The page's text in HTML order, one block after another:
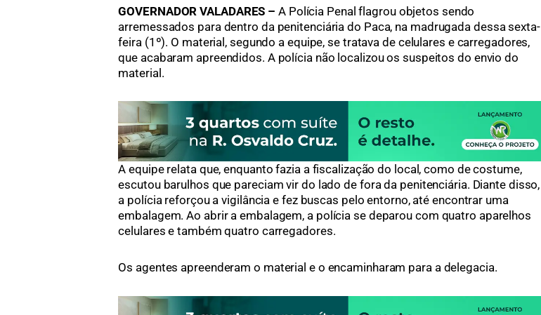
GOVERNADOR VALADARES –A Polícia Penal flagrou objetos sendo
arremessados para dentro da penitenciária do Paca, na madrugada dessa sexta-
feira (1º). O material, segundo a equipe, se tratava de celulares e carregadores,
que acabaram apreendidos. A polícia não localizou os suspeitos do envio do
material.
A equipe relata que, enquanto fazia a fiscalização do local, como de costume,
escutou barulhos que pareciam vir do lado de fora da penitenciária. Diante disso,
a polícia reforçou a vigilância e fez buscas pelo entorno, até encontrar uma
embalagem. Ao abrir a embalagem, a polícia se deparou com quatro aparelhos
celulares e também quatro carregadores.
Os agentes apreenderam o material e o encaminharam para a delegacia.